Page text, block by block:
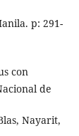
p: 291-
con
de
Nayarit,